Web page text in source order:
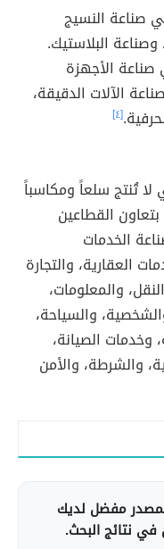
صناعة النسيج
البلاستيك.
الأجهزة
الآلات الدقيقة،
[٤]
تُنتج سلعاً ومكاسباً
القطاعين
الخدمات
العقارية، والتجارة
والمعلومات،
والسياحة،
وخدمات الصيانة،
والشرطة، والأمن
مفضل لديك
في نتائج البحث.